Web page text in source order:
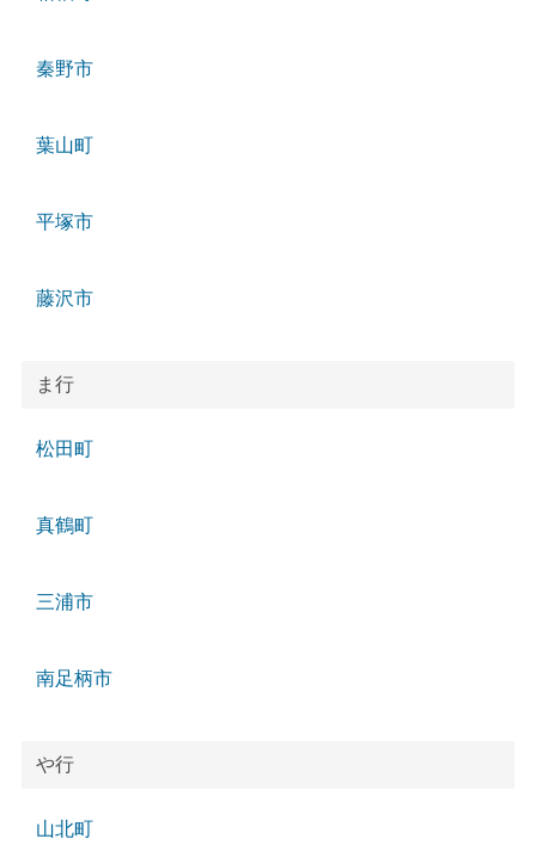
秦野市
葉山町
平塚市
藤沢市
ま行
松田町
真鶴町
三浦市
南足柄市
や行
山北町